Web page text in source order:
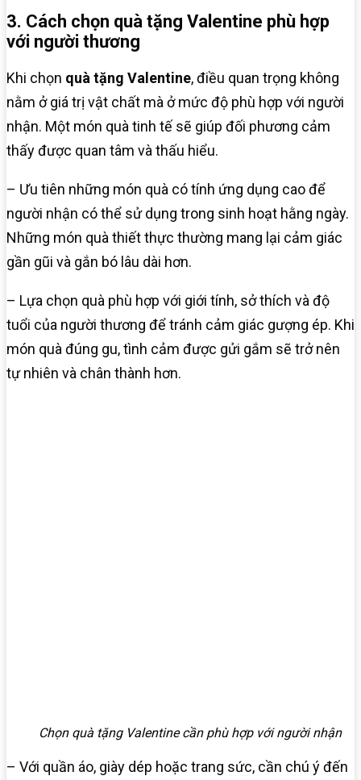
3. Cách chọn quà tặng Valentine phù hợp
với người thương
Khi chọn quà tặng Valentine, điều quan trọng không
nằm ở giá trị vật chất mà ở mức độ phù hợp với người
nhận. Một món quà tinh tế sẽ giúp đối phương cảm
thấy được quan tâm và thấu hiểu.
– Ưu tiên những món quà có tính ứng dụng cao để
người nhận có thể sử dụng trong sinh hoạt hằng ngày.
Những món quà thiết thực thường mang lại cảm giác
gần gũi và gắn bó lâu dài hơn.
– Lựa chọn quà phù hợp với giới tính, sở thích và độ
tuổi của người thương để tránh cảm giác gượng ép. Khi
món quà đúng gu, tình cảm được gửi gắm sẽ trở nên
tự nhiên và chân thành hơn.
Chọn quà tặng Valentine cần phù hợp với người nhận
– Với quần áo, giày dép hoặc trang sức, cần chú ý đến